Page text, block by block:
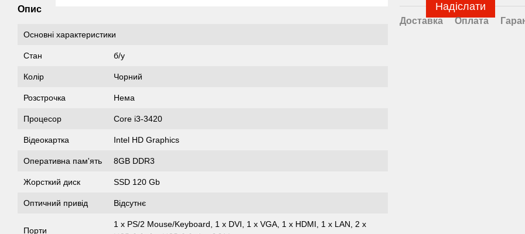
Опис
Основні характеристики
Стан б/у
Колір Чорний
Розстрочка Нема
Процесор Core i3-3420
Відеокартка Intel HD Graphics
Оперативна пам'ять 8GB DDR3
Жорсткий диск SSD 120 Gb
Оптичний привід Відсутнє
Порти
1 x PS/2 Mouse/Keyboard, 1 x DVI, 1 x VGA, 1 x HDMI, 1 x LAN, 2 x
Надіслати
Доставка Оплата